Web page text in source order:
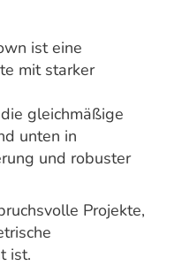
ist eine
mit starker
gleichmäßige
unten in
und robuster
Projekte,
ist.